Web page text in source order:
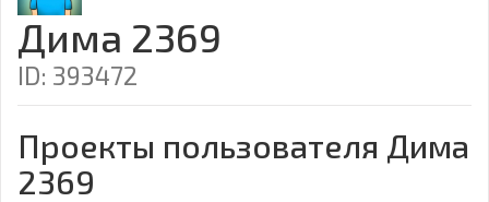
Дима 2369
ID: 393472
Проекты пользователя Дима
2369